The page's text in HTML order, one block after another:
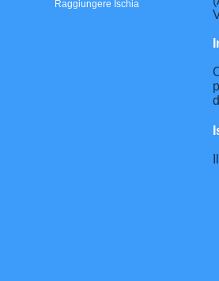
Raggiungere Ischia